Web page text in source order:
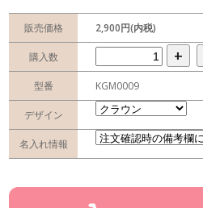
販売価格 2,900円(内税)
購入数 +
型番 KGM0009
デザイン
名入れ情報